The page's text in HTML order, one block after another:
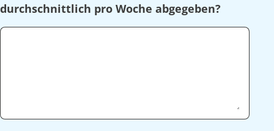
durchschnittlich pro Woche abgegeben?